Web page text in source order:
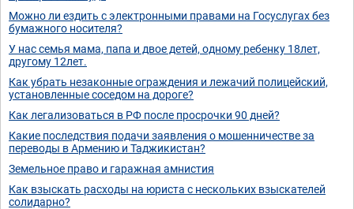
Можно ли ездить с электронными правами на Госуслугах без
бумажного носителя?
У нас семья мама, папа и двое детей, одному ребенку 18лет,
другому 12лет.
Как убрать незаконные ограждения и лежачий полицейский,
установленные соседом на дороге?
Как легализоваться в РФ после просрочки 90 дней?
Какие последствия подачи заявления о мошенничестве за
переводы в Армению и Таджикистан?
Земельное право и гаражная амнистия
Как взыскать расходы на юриста с нескольких взыскателей
солидарно?